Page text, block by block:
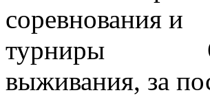
выживания, за